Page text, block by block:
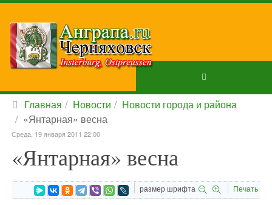
Главная Новости
Новости города и района
«Янтарная» весна
Среда, 19 января 2011 22:00
«Янтарная» весна
размер шрифта Печать